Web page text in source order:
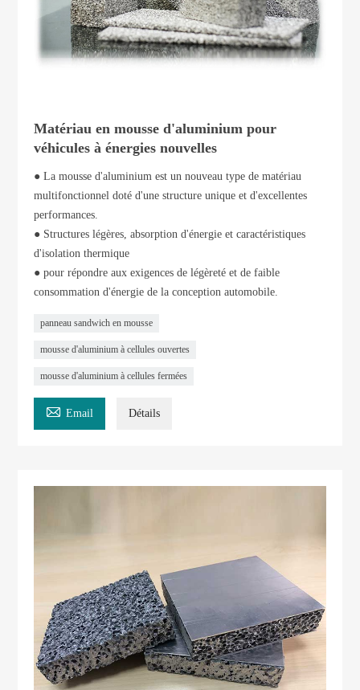
Matériau en mousse d'aluminium pour
véhicules à énergies nouvelles
● La mousse d'aluminium est un nouveau type de matériau
multifonctionnel doté d'une structure unique et d'excellentes
performances.
● Structures légères, absorption d'énergie et caractéristiques
d'isolation thermique
● pour répondre aux exigences de légèreté et de faible
consommation d'énergie de la conception automobile.
panneau sandwich en mousse
mousse d'aluminium à cellules ouvertes
mousse d'aluminium à cellules fermées
 Email Détails